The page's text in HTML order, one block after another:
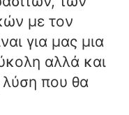
με τον
για μας μια
αλλά και
λύση που θα